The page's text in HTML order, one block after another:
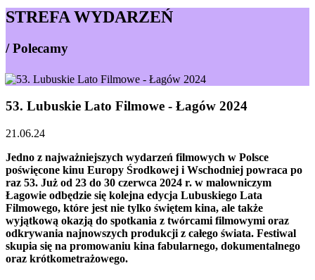
STREFA WYDARZEŃ
/ Polecamy
53. Lubuskie Lato Filmowe - Łagów 2024
21.06.24
Jedno z najważniejszych wydarzeń filmowych w Polsce
poświęcone kinu Europy Środkowej i Wschodniej powraca po
raz 53. Już od 23 do 30 czerwca 2024 r. w malowniczym
Łagowie odbędzie się kolejna edycja Lubuskiego Lata
Filmowego, które jest nie tylko świętem kina, ale także
wyjątkową okazją do spotkania z twórcami filmowymi oraz
odkrywania najnowszych produkcji z całego świata. Festiwal
skupia się na promowaniu kina fabularnego, dokumentalnego
oraz krótkometrażowego.